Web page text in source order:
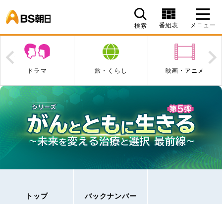
検索 番組表 メニュー
旅・くらし 映画・アニメ エンタメ・音楽
Prev
トップ バックナンバー